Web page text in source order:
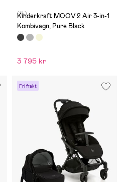
(14)
Kinderkraft MOOV 2 Air 3-in-1
Kombivagn, Pure Black
3 795 kr
Fri frakt